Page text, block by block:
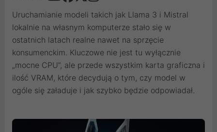
Uruchamianie modeli takich jak Llama 3 i Mistral
lokalnie na własnym komputerze stało się w
ostatnich latach realne nawet na sprzęcie
konsumenckim. Kluczowe nie jest tu wyłącznie
„mocne CPU”, ale przede wszystkim karta graficzna i
ilość VRAM, które decydują o tym, czy model w
ogóle się załaduje i jak szybko będzie odpowiadał.